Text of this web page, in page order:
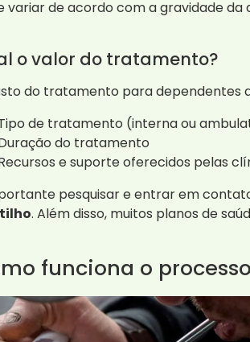
variar de acordo com a gravidade da
o valor do tratamento?
do tratamento para dependentes
de tratamento (interna ou
do tratamento
e suporte oferecidos pelas
pesquisar e entrar em
. Além disso, muitos planos de
funciona o